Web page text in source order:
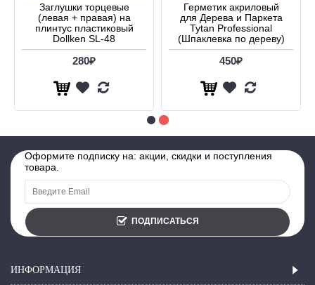
Заглушки торцевые
(левая + правая) на
плинтус пластиковый
Dollken SL-48
280₽
Герметик акриловый
для Дерева и Паркета
Tytan Professional
(Шпаклевка по дереву)
450₽
Оформите подписку на: акции, скидки и поступления
товара.
ПОДПИСАТЬСЯ
ИНФОРМАЦИЯ